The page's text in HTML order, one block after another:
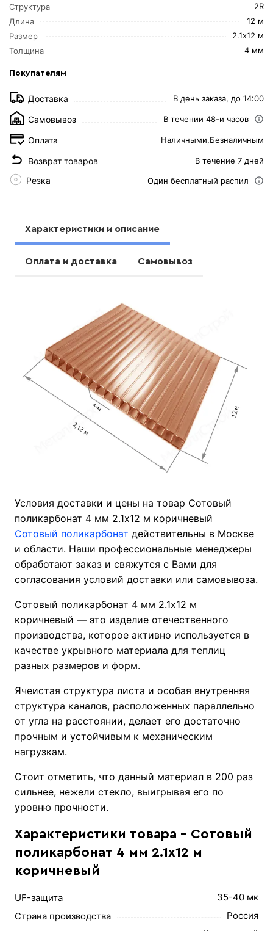
Структура
2R
Длина
12 м
Размер
2.1х12 м
Толщина
4 мм
Покупателям
Доставка В день заказа, до 14:00
Самовывоз В течении 48-и часов
Оплата Наличными,Безналичным
Возврат товаров В течение 7 дней
Резка Один бесплатный распил
Характеристики и описание
Оплата и доставка Самовывоз
Условия доставки и цены на товар Сотовый
поликарбонат 4 мм 2.1х12 м коричневый
Сотовый поликарбонат действительны в Москве
и области. Наши профессиональные менеджеры
обработают заказ и свяжутся с Вами для
согласования условий доставки или самовывоза.
Сотовый поликарбонат 4 мм 2.1х12 м
коричневый — это изделие отечественного
производства, которое активно используется в
качестве укрывного материала для теплиц
разных размеров и форм.
Ячеистая структура листа и особая внутренняя
структура каналов, расположенных параллельно
от угла на расстоянии, делает его достаточно
прочным и устойчивым к механическим
нагрузкам.
Стоит отметить, что данный материал в 200 раз
сильнее, нежели стекло, выигрывая его по
уровню прочности.
Характеристики товара - Сотовый
поликарбонат 4 мм 2.1х12 м
коричневый
UF-защита
35-40 мк
Страна производства
Россия